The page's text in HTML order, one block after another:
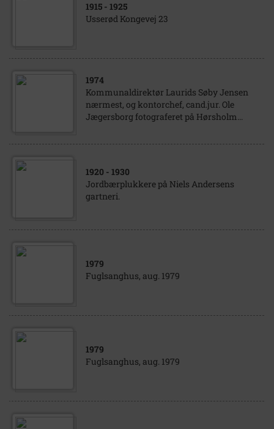
1915 - 1925
Usserød Kongevej 23
1974
Kommunaldirektør Laurids Søby Jensen
nærmest, og kontorchef, cand.jur. Ole
Jægersborg fotograferet på Hørsholm...
1920 - 1930
Jordbærplukkere på Niels Andersens
gartneri.
1979
Fuglsanghus, aug. 1979
1979
Fuglsanghus, aug. 1979